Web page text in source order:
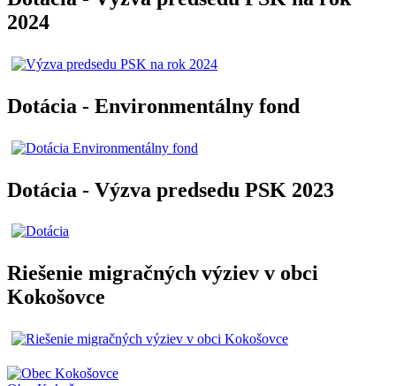
2024
Dotácia - Environmentálny fond
Dotácia - Výzva predsedu PSK 2023
Riešenie migračných výziev v obci
Kokošovce